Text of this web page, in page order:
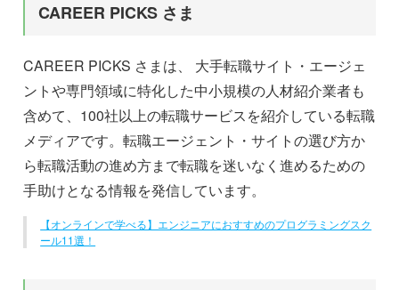
CAREER PICKS さま
CAREER PICKS さまは、 大手転職サイト・エージェ
ントや専門領域に特化した中小規模の人材紹介業者も
含めて、100社以上の転職サービスを紹介している転職
メディアです。転職エージェント・サイトの選び方か
ら転職活動の進め方まで転職を迷いなく進めるための
手助けとなる情報を発信しています。
【オンラインで学べる】エンジニアにおすすめのプログラミングスク
ール11選！